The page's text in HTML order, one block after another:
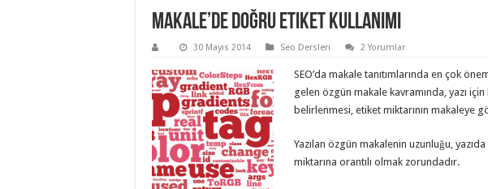
Makale’de Doğru Etiket Kullanımı
30 Mayıs 2014 Seo Dersleri 2 Yorumlar
SEO’da makale tanıtımlarında en çok
gelen özgün makale kavramında, yazı
belirlenmesi, etiket miktarının makaleye
Yazılan özgün makalenin uzunluğu,
miktarına orantılı olmak zorundadır.